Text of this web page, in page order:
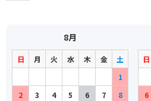
8月
日 月 火 水 木 金
土
1
2
3 4 5 6 7
8
日
6